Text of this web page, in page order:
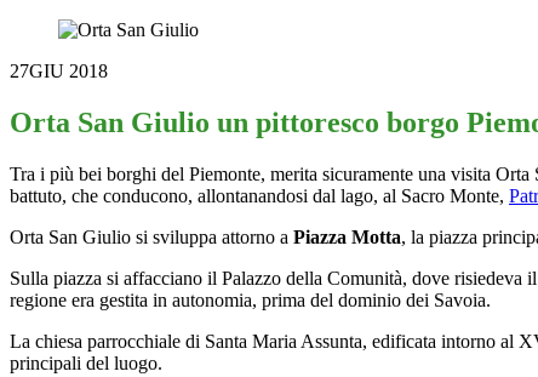
27GIU 2018
Orta San Giulio un pittoresco borgo
Tra i più bei borghi del Piemonte, merita sicuramente una visita
battuto, che conducono, allontanandosi dal lago, al Sacro Monte,
Orta San Giulio si sviluppa attorno a Piazza Motta, la piazza
Sulla piazza si affacciano il Palazzo della Comunità, dove
regione era gestita in autonomia, prima del dominio dei Savoia.
La chiesa parrocchiale di Santa Maria Assunta, edificata intorno al
principali del luogo.